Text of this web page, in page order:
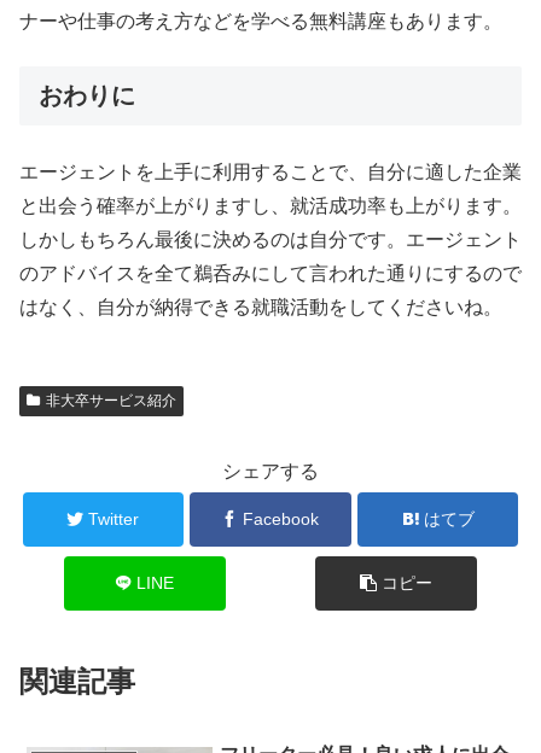
ナーや仕事の考え方などを学べる無料講座もあります。
おわりに
エージェントを上手に利用することで、自分に適した企業
と出会う確率が上がりますし、就活成功率も上がります。
しかしもちろん最後に決めるのは自分です。エージェント
のアドバイスを全て鵜呑みにして言われた通りにするので
はなく、自分が納得できる就職活動をしてくださいね。
非大卒サービス紹介
シェアする
Twitter Facebook はてブ
LINE コピー
関連記事